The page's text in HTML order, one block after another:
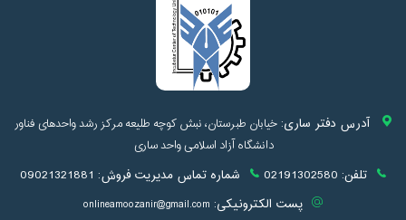
آدرس دفتر ساری:خیابان طبرستان، نبش کوچه طلیعه مرکز رشد واحدهای فناور
دانشگاه آزاد اسلامی واحد ساری
تلفن: 02191302580 شماره تماس مدیریت فروش: 09021321881
پست الکترونیکی: onlineamoozanir@gmail.com